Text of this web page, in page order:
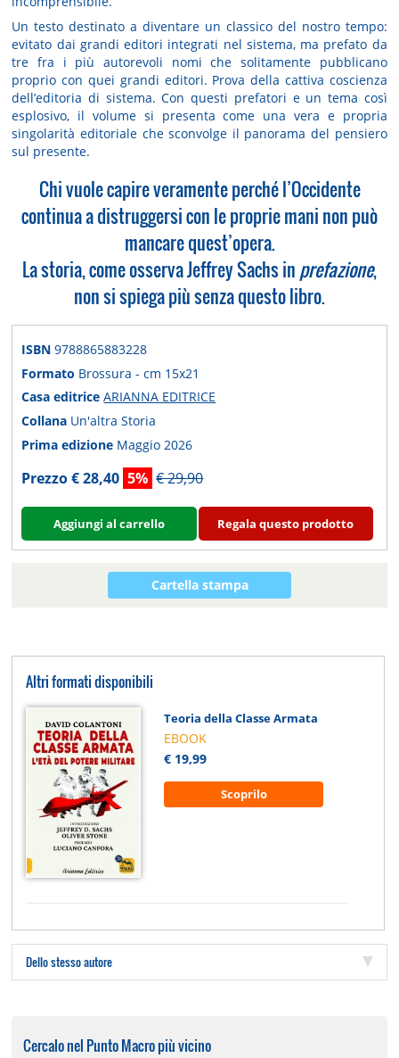
Un testo destinato a diventare un classico del nostro tempo:
evitato dai grandi editori integrati nel sistema, ma prefato da
tre fra i più autorevoli nomi che solitamente pubblicano
proprio con quei grandi editori. Prova della cattiva coscienza
dell’editoria di sistema. Con questi prefatori e un tema così
esplosivo, il volume si presenta come una vera e propria
singolarità editoriale che sconvolge il panorama del pensiero
sul presente.
Chi vuole capire veramente perché l’Occidente
continua a distruggersi con le proprie mani non può
mancare quest’opera.
La storia, come osserva Jeffrey Sachs in prefazione,
non si spiega più senza questo libro.
ISBN9788865883228
Formato Brossura - cm 15x21
Casa editriceARIANNA EDITRICE
Collana Un'altra Storia
Prima edizione Maggio 2026
Prezzo € 28,40 5% € 29,90
Aggiungi al carrello Regala questo prodotto
Cartella stampa
Altri formati disponibili
Teoria della Classe Armata
EBOOK
€ 19,99
Scoprilo
Dello stesso autore
Cercalo nel Punto Macro più vicino